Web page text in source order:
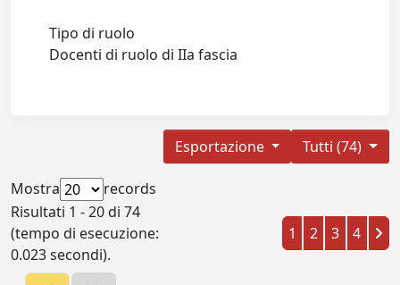
Tipo di ruolo
Docenti di ruolo di IIa fascia
Tutti (74)
Esportazione
Mostra
records
Risultati 1 - 20 di 74
(tempo di esecuzione:
0.023 secondi).
1 2 3 4